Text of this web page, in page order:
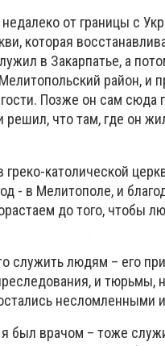
от границы с
которая
в Закарпатье, а
район, и
Позже он сам сюда
решил, что там, где он
греко-католической
- в Мелитополе, и
до того, чтобы
служить людям – его
и тюрьмы,
несломленными
был врачом – тоже